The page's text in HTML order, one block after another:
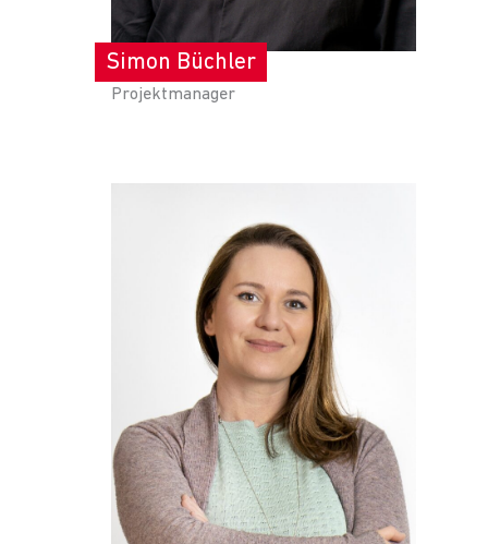
Simon Büchler
Projektmanager